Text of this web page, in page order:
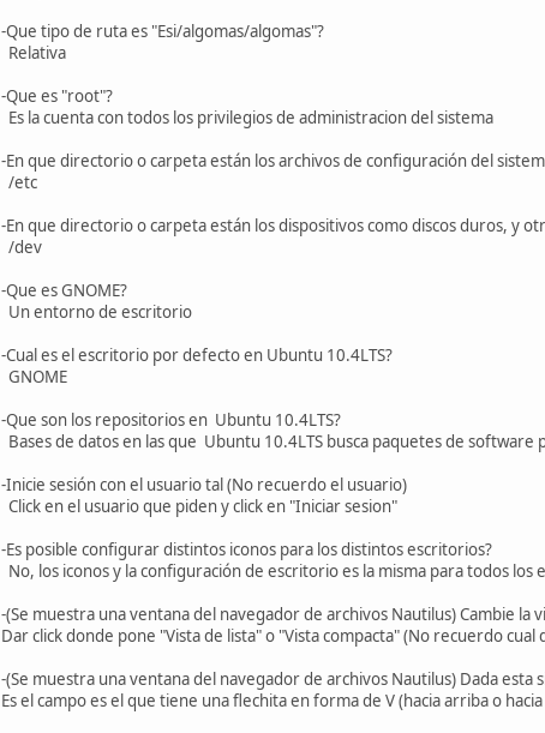
-Que tipo de ruta es "Esi/algomas/algomas"?
Relativa
-Que es "root"?
Es la cuenta con todos los privilegios de administracion del sistema
-En que directorio o carpeta están los archivos de configuración del
/etc
-En que directorio o carpeta están los dispositivos como discos duros, y
/dev
-Que es GNOME?
Un entorno de escritorio
-Cual es el escritorio por defecto en Ubuntu 10.4LTS?
GNOME
-Que son los repositorios en Ubuntu 10.4LTS?
Bases de datos en las que Ubuntu 10.4LTS busca paquetes de software
-Inicie sesión con el usuario tal (No recuerdo el usuario)
Click en el usuario que piden y click en "Iniciar sesion"
-Es posible configurar distintos iconos para los distintos escritorios?
No, los iconos y la configuración de escritorio es la misma para todos los
-(Se muestra una ventana del navegador de archivos Nautilus) Cambie la
Dar click donde pone "Vista de lista" o "Vista compacta" (No recuerdo cual
-(Se muestra una ventana del navegador de archivos Nautilus) Dada esta
Es el campo es el que tiene una flechita en forma de V (hacia arriba o